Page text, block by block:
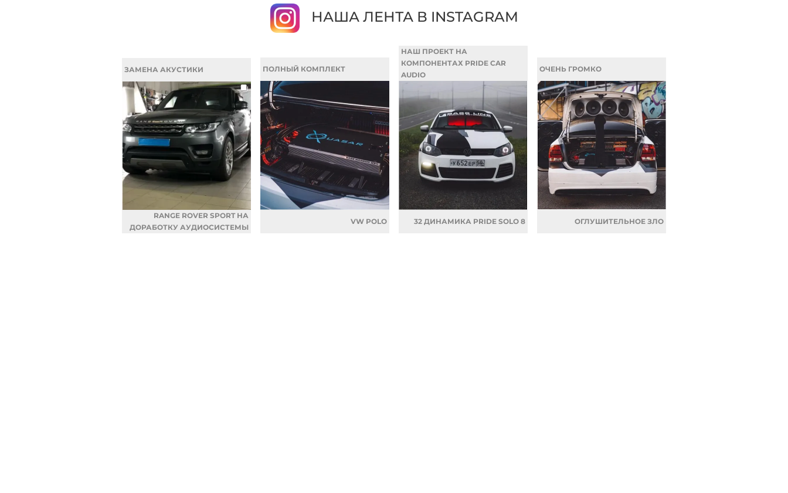
НАША ЛЕНТА В INSTAGRAM
ЗАМЕНА АКУСТИКИ
RANGE ROVER SPORT НА
ДОРАБОТКУ АУДИОСИСТЕМЫ
ПОЛНЫЙ КОМПЛЕКТ
VW POLO
НАШ ПРОЕКТ НА
КОМПОНЕНТАХ PRIDE CAR
AUDIO
32 ДИНАМИКА PRIDE SOLO 8
ОЧЕНЬ ГРОМКО
ОГЛУШИТЕЛЬНОЕ ЗЛО